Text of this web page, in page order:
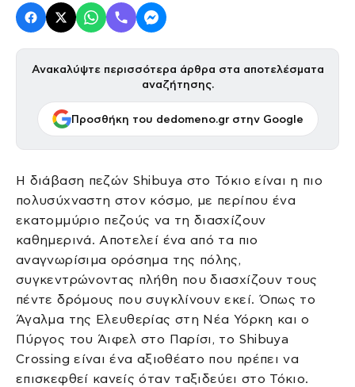
Ανακαλύψτε περισσότερα άρθρα στα αποτελέσματα
αναζήτησης.
Προσθήκη του dedomeno.gr στην Google
Η διάβαση πεζών Shibuya στο Τόκιο είναι η πιο
πολυσύχναστη στον κόσμο, με περίπου ένα
εκατομμύριο πεζούς να τη διασχίζουν
καθημερινά. Αποτελεί ένα από τα πιο
αναγνωρίσιμα ορόσημα της πόλης,
συγκεντρώνοντας πλήθη που διασχίζουν τους
πέντε δρόμους που συγκλίνουν εκεί. Όπως το
Άγαλμα της Ελευθερίας στη Νέα Υόρκη και ο
Πύργος του Άιφελ στο Παρίσι, το Shibuya
Crossing είναι ένα αξιοθέατο που πρέπει να
επισκεφθεί κανείς όταν ταξιδεύει στο Τόκιο.